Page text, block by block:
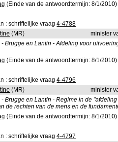
(Einde van de antwoordtermijn: 8/1/2010)
: schriftelijke vraag4-4788
(MR)
minister
Brugge en Lantin - Afdeling voor
(Einde van de antwoordtermijn: 8/1/2010)
: schriftelijke vraag4-4796
(MR)
minister
Brugge en Lantin - Regime in de
de rechten van de mens en de
(Einde van de antwoordtermijn: 8/1/2010)
: schriftelijke vraag4-4797